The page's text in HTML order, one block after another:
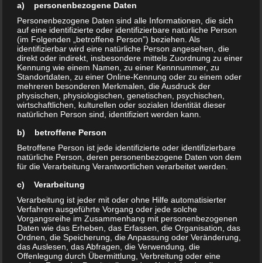
ersten nachweislichen Aufzeichnungen über
unseren Sportplatz bis ins Jahr 1921 zurück.
Demnach durften wir 2021 zum Einen 100
Jahre Sport in Lockwitz und zum Anderen 30
Jahre BSV Lockwitzgrund e.V. feiern.
Weiterhin nutzen unsere Sektionen die
Sporthalle der 123. Mittelschule an der Georg-
Palitzsch-Straße 44, die Sporthalle der SRH
Oberschule auf der Urnenstraße 22 und die
Sporthalle der 90. Grundschule auf der
Kleinlugaer Straße 25
a) personenbezogene Daten
Personenbezogene Daten sind alle Informationen, die sich
auf eine identifizierte oder identifizierbare natürliche Person
(im Folgenden „betroffene Person") beziehen. Als
identifizierbar wird eine natürliche Person angesehen, die
direkt oder indirekt, insbesondere mittels Zuordnung zu einer
Kennung wie einem Namen, zu einer Kennnummer, zu
Standortdaten, zu einer Online-Kennung oder zu einem oder
mehreren besonderen Merkmalen, die Ausdruck der
physischen, physiologischen, genetischen, psychischen,
wirtschaftlichen, kulturellen oder sozialen Identität dieser
natürlichen Person sind, identifiziert werden kann.
b) betroffene Person
Betroffene Person ist jede identifizierte oder identifizierbare
natürliche Person, deren personenbezogene Daten von dem
für die Verarbeitung Verantwortlichen verarbeitet werden.
c) Verarbeitung
Verarbeitung ist jeder mit oder ohne Hilfe automatisierter
Verfahren ausgeführte Vorgang oder jede solche
Vorgangsreihe im Zusammenhang mit personenbezogenen
Daten wie das Erheben, das Erfassen, die Organisation, das
Ordnen, die Speicherung, die Anpassung oder Veränderung,
das Auslesen, das Abfragen, die Verwendung, die
Offenlegung durch Übermittlung, Verbreitung oder eine